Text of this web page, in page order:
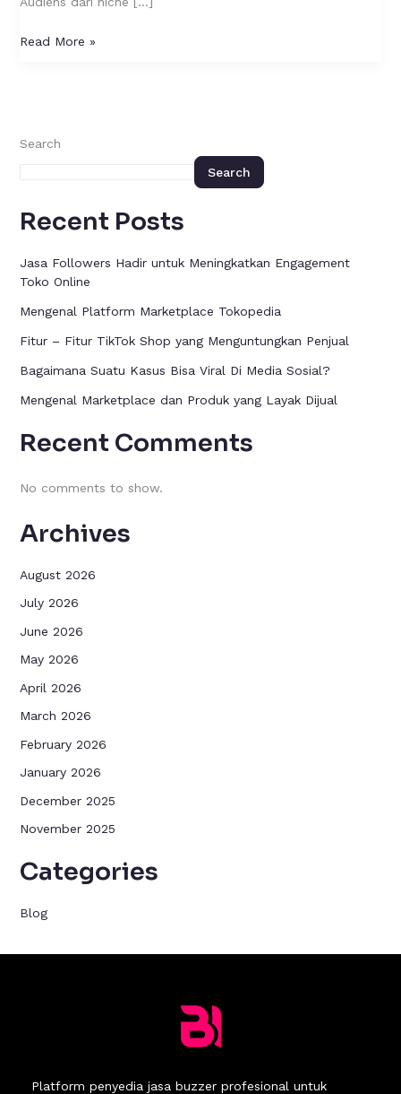
Read More »
Search
Search
Recent Posts
Jasa Followers Hadir untuk Meningkatkan Engagement
Toko Online
Mengenal Platform Marketplace Tokopedia
Fitur – Fitur TikTok Shop yang Menguntungkan Penjual
Bagaimana Suatu Kasus Bisa Viral Di Media Sosial?
Mengenal Marketplace dan Produk yang Layak Dijual
Recent Comments
No comments to show.
Archives
August 2026
July 2026
June 2026
May 2026
April 2026
March 2026
February 2026
January 2026
December 2025
November 2025
Categories
Blog
Platform penyedia jasa buzzer profesional untuk